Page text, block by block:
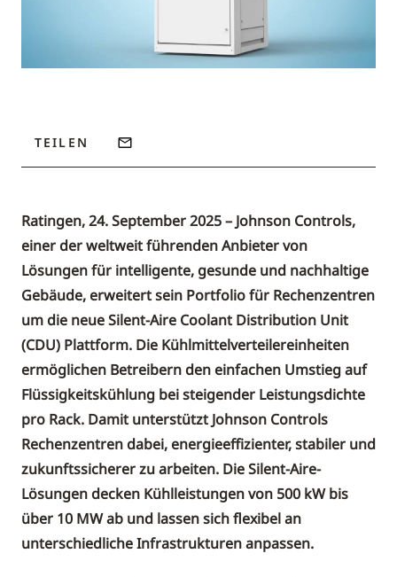
TEILEN
Ratingen, 24. September 2025 – Johnson Controls,
einer der weltweit führenden Anbieter von
Lösungen für intelligente, gesunde und nachhaltige
Gebäude, erweitert sein Portfolio für Rechenzentren
um die neue Silent-Aire Coolant Distribution Unit
(CDU) Plattform. Die Kühlmittelverteilereinheiten
ermöglichen Betreibern den einfachen Umstieg auf
Flüssigkeitskühlung bei steigender Leistungsdichte
pro Rack. Damit unterstützt Johnson Controls
Rechenzentren dabei, energieeffizienter, stabiler und
zukunftssicherer zu arbeiten. Die Silent-Aire-
Lösungen decken Kühlleistungen von 500 kW bis
über 10 MW ab und lassen sich flexibel an
unterschiedliche Infrastrukturen anpassen.